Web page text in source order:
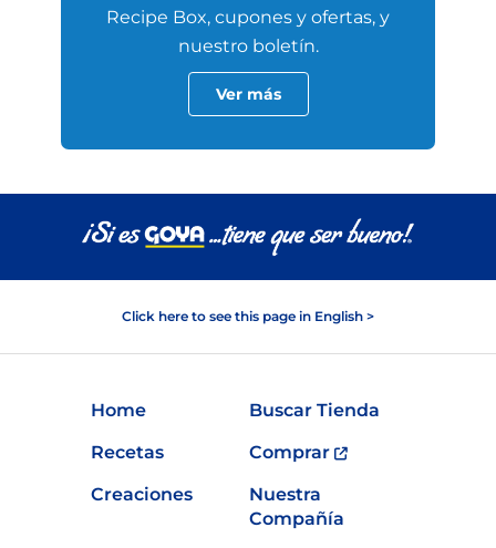
Recipe Box, cupones y ofertas, y
nuestro boletín.
Ver más
Click here to see this page in English >
Home
Buscar Tienda
Recetas
Comprar
Creaciones
Nuestra
Compañía